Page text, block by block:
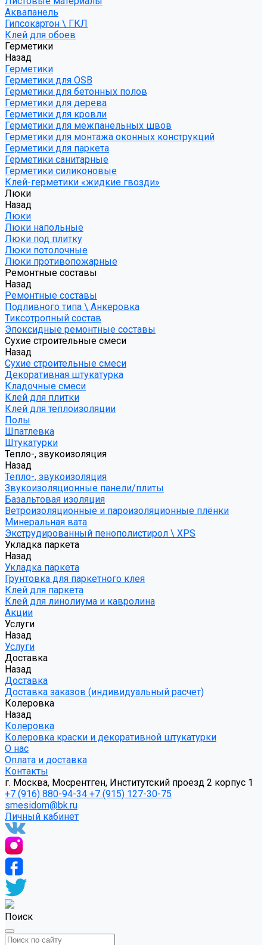
Аквапанель
Гипсокартон \ ГКЛ
Клей для обоев
Герметики
Назад
Герметики
Герметики для OSB
Герметики для бетонных полов
Герметики для дерева
Герметики для кровли
Герметики для межпанельных швов
Герметики для монтажа оконных конструкций
Герметики для паркета
Герметики санитарные
Герметики силиконовые
Клей-герметики «жидкие гвозди»
Люки
Назад
Люки
Люки напольные
Люки под плитку
Люки потолочные
Люки противопожарные
Ремонтные составы
Назад
Ремонтные составы
Подливного типа \ Анкеровка
Тиксотропный состав
Эпоксидные ремонтные составы
Сухие строительные смеси
Назад
Сухие строительные смеси
Декоративная штукатурка
Кладочные смеси
Клей для плитки
Клей для теплоизоляции
Полы
Шпатлевка
Штукатурки
Тепло-, звукоизоляция
Назад
Тепло-, звукоизоляция
Звукоизоляционные панели/плиты
Базальтовая изоляция
Ветроизоляционные и пароизоляционные плёнки
Минеральная вата
Экструдированный пенополистирол \ XPS
Укладка паркета
Назад
Укладка паркета
Грунтовка для паркетного клея
Клей для паркета
Клей для линолиума и кавролина
Акции
Услуги
Назад
Услуги
Доставка
Назад
Доставка
Доставка заказов (индивидуальный расчет)
Колеровка
Назад
Колеровка
Колеровка краски и декоративной штукатурки
О нас
Оплата и доставка
Контакты
г. Москва, Мосрентген, Институтский проезд 2 корпус 1
+7 (916) 880-94-34 +7 (915) 127-30-75
smesidom@bk.ru
Личный кабинет
Поиск